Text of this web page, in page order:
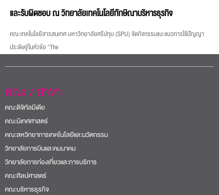
และรับผิดชอบ ณ วิทยาลัยเทคโนโลยีทักษิณาบริหารธุรกิจ
คณะเทคโนโลยีสารสนเทศ มหาวิทยาลัยศรีปทุม (SPU) จัดกิจกรรมแนะแนวการใช้ปัญญา
ประดิษฐ์ในหัวข้อ “The
คณะ / สาขา
คณะดิจิทัลมีเดีย
คณะนิเทศศาสตร์
คณะสหวิทยาการเทคโนโลยีและนวัตกรรม
วิทยาลัยการบินและคมนาคม
วิทยาลัยการท่องเที่ยวและการบริการ
คณะศิลปศาสตร์
คณะบริหารธุรกิจ